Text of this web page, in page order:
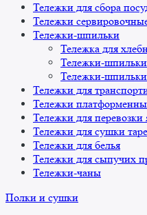
Тележки для сбора
Тележки
Тележки-шпильки
Тележка для
Тележки-
Тележки-шпильки
Тележки для
Тележки
Тележки для перевозки
Тележки для сушки
Тележки для белья
Тележки для сыпучих
Тележки-чаны
Полки и сушки